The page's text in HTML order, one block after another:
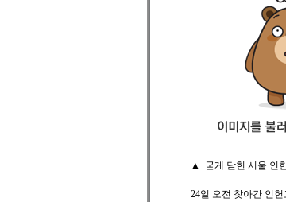
▲ 굳게 닫힌 서울 인
24일 오전 찾아간 인